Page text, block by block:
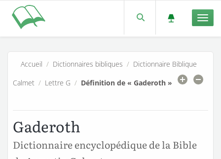
Accueil / Dictionnaires bibliques / Dictionnaire Biblique
Calmet / Lettre G / Définition de « Gaderoth »
Gaderoth
Dictionnaire encyclopédique de la Bible